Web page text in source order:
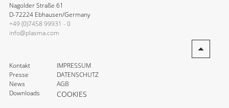
Nagolder Straße 61
D-72224 Ebhausen/Germany
+49 (0)7458 99931 - 0
info@plasma.com
Kontakt
Presse
News
Downloads
IMPRESSUM
DATENSCHUTZ
AGB
COOKIES